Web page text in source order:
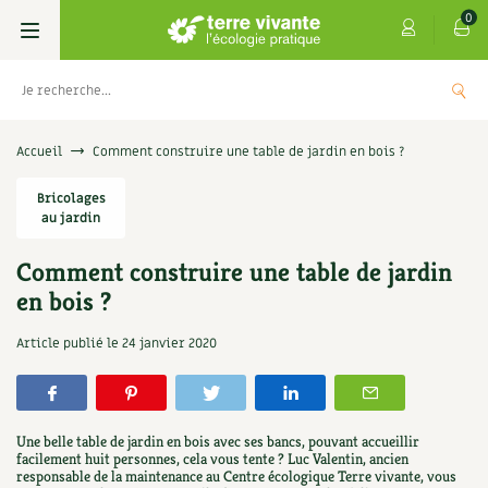
0
Livres
Permaculture, Jardin bio
Techniques de jardinage
Verger, arbres
Aménagement jardin
Les 4 saisons
Se réabonner
Offrir un abonnement
Les numéros
4 saisons
Graines, semences
Aromatiques
Florales
Cartes cadeau
Découvrir le Centre
Visiter en famille, entre amis
Jardin bio
Parole libre
Accueil Comment construire une table de jardin en bois ?
Bricolages
au jardin
Comment construire une table de jardin
en bois ?
Article publié le 24 janvier 2020
Une belle table de jardin en bois avec ses bancs, pouvant accueillir
facilement huit personnes, cela vous tente ? Luc Valentin, ancien
responsable de la maintenance au Centre écologique Terre vivante, vous
5,00€